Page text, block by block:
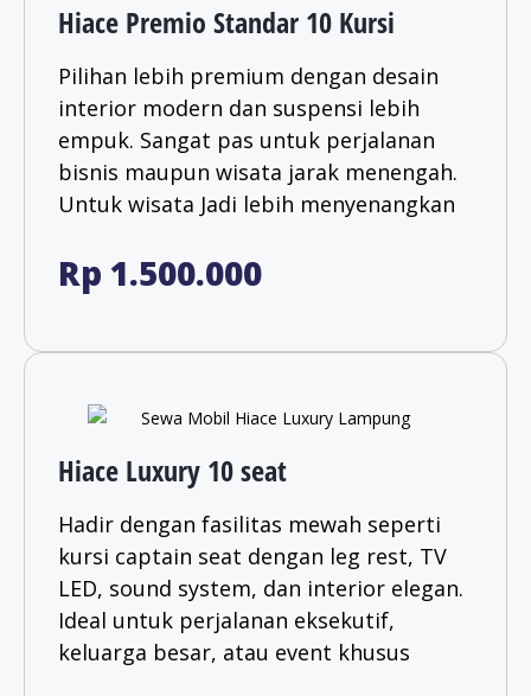
Hiace Premio Standar 10 Kursi
Pilihan lebih premium dengan desain
interior modern dan suspensi lebih
empuk. Sangat pas untuk perjalanan
bisnis maupun wisata jarak menengah.
Untuk wisata Jadi lebih menyenangkan​
Rp 1.500.000
Hiace Luxury 10 seat
Hadir dengan fasilitas mewah seperti
kursi captain seat dengan leg rest, TV
LED, sound system, dan interior elegan.
Ideal untuk perjalanan eksekutif,
keluarga besar, atau event khusus